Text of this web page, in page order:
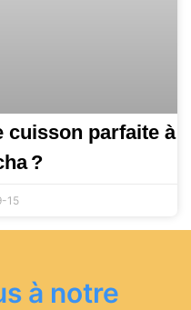
cuisson parfaite à
?
15
à notre